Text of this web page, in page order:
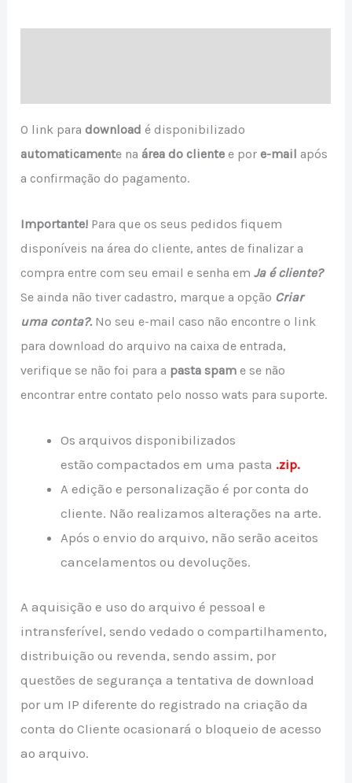
O link paradownload é disponibilizado
automaticamente na área do cliente e pore-mail após
a confirmação do pagamento.
Importante! Para que os seus pedidos fiquem
disponíveis na área do cliente, antes de finalizar a
compra entre com seu email e senha emJa é cliente?
Se ainda não tiver cadastro, marque a opção Criar
uma conta?. No seu e-mail caso não encontre o link
para download do arquivo na caixa de entrada,
verifique se não foi para a pasta spam e se não
encontrar entre contato pelo nosso wats para suporte.
Os arquivos disponibilizados
estão compactados em uma pasta .zip.
A edição e personalização é por conta do
cliente. Não realizamos alterações na arte.
Após o envio do arquivo, não serão aceitos
cancelamentos ou devoluções.
A aquisição e uso do arquivo é pessoal e
intransferível, sendo vedado o compartilhamento,
distribuição ou revenda, sendo assim, por
questões de segurança a tentativa de download
por um IP diferente do registrado na criação da
conta do Cliente ocasionará o bloqueio de acesso
ao arquivo.